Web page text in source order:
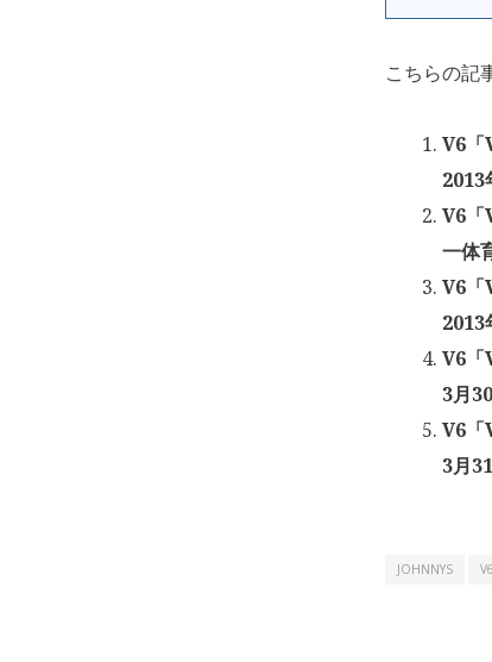
こちらの記
V6「
2013
V6「
一体
V6「
2013
V6「
3月
V6「
3月
JOHNNYS V6